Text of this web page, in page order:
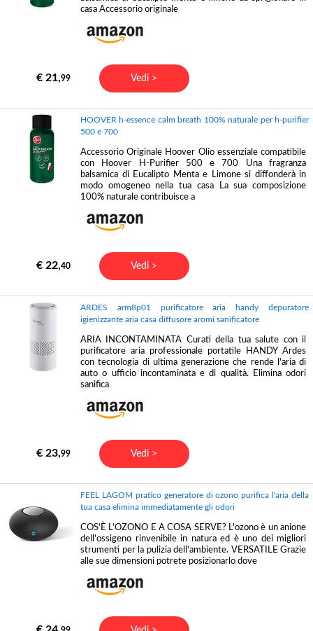
casa Accessorio originale
€ 21,99 Vedi >
HOOVER h-essence calm breath 100% naturale per h-purifier
500 e 700
Accessorio Originale Hoover Olio essenziale compatibile
con Hoover H-Purifier 500 e 700 Una fragranza
balsamica di Eucalipto Menta e Limone si diffonderà in
modo omogeneo nella tua casa La sua composizione
100% naturale contribuisce a
€ 22,40 Vedi >
ARDES arm8p01 purificatore aria handy depuratore
igienizzante aria casa diffusore aromi sanificatore
ARIA INCONTAMINATA Curati della tua salute con il
purificatore aria professionale portatile HANDY Ardes
con tecnologia di ultima generazione che rende l'aria di
auto o ufficio incontaminata e di qualità. Elimina odori
sanifica
€ 23,99 Vedi >
FEEL LAGOM pratico generatore di ozono purifica l'aria della
tua casa elimina immediatamente gli odori
COS'È L'OZONO E A COSA SERVE? L'ozono è un anione
dell'ossigeno rinvenibile in natura ed è uno dei migliori
strumenti per la pulizia dell'ambiente. VERSATILE Grazie
alle sue dimensioni potrete posizionarlo dove